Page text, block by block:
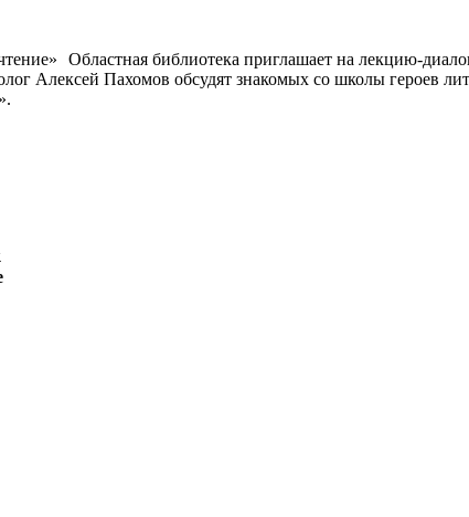
Областная библиотека приглашает на лекцию-
Алексей Пахомов обсудят знакомых со школы героев